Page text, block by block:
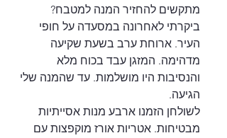
מתקשים להחזיר המנה למטבח?
ביקרתי לאחרונה במסעדה על חופי
העיר. ארוחת ערב בשעת שקיעה
מדהימה. המזגן עבד בכוח מלא
והנסיבות היו מושלמות. עד שהמנה שלי
הגיעה.
לשולחן הזמנו ארבע מנות אסייתיות
מבטיחות. אטריות אורז מוקפצות עם